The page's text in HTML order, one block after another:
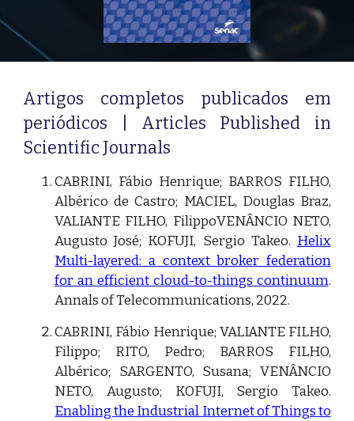
Artigos completos publicados em
periódicos | Articles Published in
Scientific Journals
CABRINI, Fábio Henrique; BARROS FILHO,
Albérico de Castro; MACIEL, Douglas Braz,
VALIANTE FILHO, FilippoVENÂNCIO NETO,
Augusto José; KOFUJI, Sergio Takeo. Helix
Multi-layered: a context broker federation
for an efficient cloud-to-things continuum.
Annals of Telecommunications, 2022.
CABRINI, Fábio Henrique; VALIANTE FILHO,
Filippo; RITO, Pedro; BARROS FILHO,
Albérico; SARGENTO, Susana; VENÂNCIO
NETO, Augusto; KOFUJI, Sergio Takeo.
Enabling the Industrial Internet of Things to